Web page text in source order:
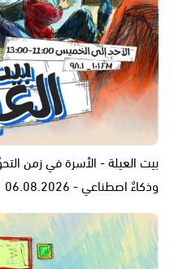
بيت العيلة - الأسرة في زمن
وذكاءٌ اصطناعي - 06.08.2026